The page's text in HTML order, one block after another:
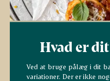
Hvad er
Ved at bruge pålæg i dit
variationer. Der er ikke